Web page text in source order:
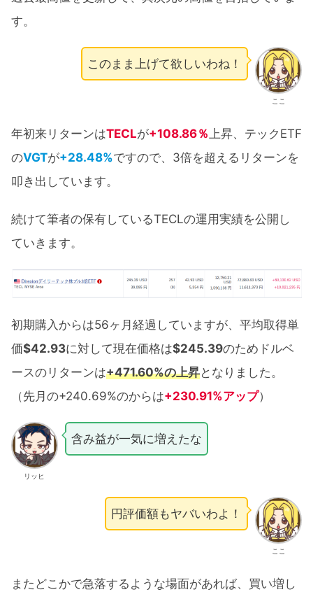
す。
ここ
このまま上げて欲しいわね！
年初来リターンはTECLが+108.86％ 上昇、テックETF
のVGTが+28.48%ですので、3倍を超えるリターンを
叩き出しています。
続けて筆者の保有しているTECLの運用実績を公開し
ていきます。
初期購入からは56ヶ月経過していますが、平均取得単
価$42.93に対して現在価格は$245.39のためドルベ
ースのリターンは+471.60%の上昇となりました。
（先月の+240.69%のからは+230.91%アップ）
リッヒ
含み益が一気に増えたな
ここ
円評価額もヤバいわよ！
またどこかで急落するような場面があれば、買い増し